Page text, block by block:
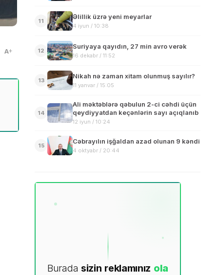
A
11
Əlillik üzrə yeni meyarlar
4 iyun / 10:38
12
Suriyaya qayıdın, 27 min avro verək
16 dekabr / 11:52
13
Nikah nə zaman xitam olunmuş sayılır?
11 yanvar / 15:05
14
Ali məktəblərə qəbulun 2-ci cəhdi üçün
qeydiyyatdan keçənlərin sayı açıqlanıb
12 iyun / 10:24
15
Cəbrayılın işğaldan azad olunan 9 kəndi
4 oktyabr / 20:44
Burada sizin reklamınız ola